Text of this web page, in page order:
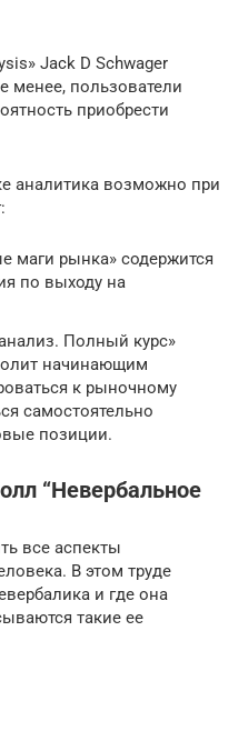
Jack D Schwager
менее, пользователи
приобрести
аналитика возможно при
маги рынка» содержится
по выходу на
Полный курс»
начинающим
к рыночному
самостоятельно
позиции.
“Невербальное
все аспекты
В этом труде
и где она
такие ее